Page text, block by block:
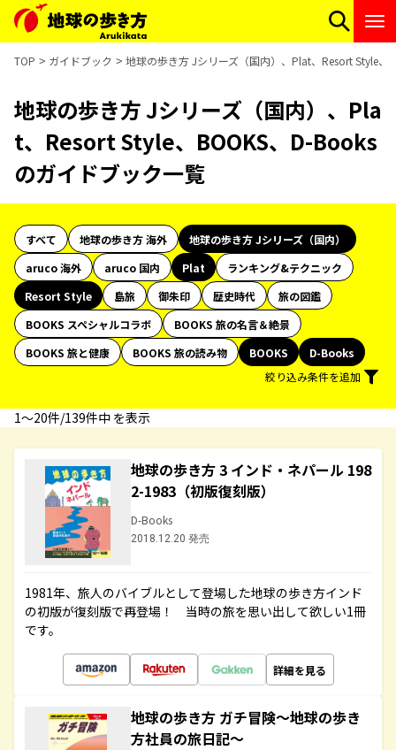
TOP ガイドブック 地球の歩き方 Jシリーズ（国内）、Plat、Resort Style、
地球の歩き方 Jシリーズ（国内）、Pla
t、Resort Style、BOOKS、D-Books
のガイドブック一覧
すべて 地球の歩き方 海外
地球の歩き方 Jシリーズ（国内）
aruco 海外
aruco 国内 Plat
ランキング&テクニック
Resort Style
島旅 御朱印 歴史時代
旅の図鑑
BOOKS スペシャルコラボ
BOOKS 旅の名言＆絶景
BOOKS 旅と健康
BOOKS 旅の読み物 BOOKS
D-Books
絞り込み条件を追加
1〜20件/139件中 を表示
地球の歩き方 3 インド・ネパール 198
2-1983（初版復刻版）
D-Books
2018.12.20 発売
1981年、旅人のバイブルとして登場した地球の歩き方インド
の初版が復刻版で再登場！ 当時の旅を思い出して欲しい1冊
です。
詳細を見る
地球の歩き方 ガチ冒険～地球の歩き
方社員の旅日記～